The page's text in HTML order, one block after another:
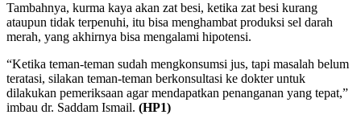
Tambahnya, kurma kaya akan zat besi, ketika zat besi kurang
ataupun tidak terpenuhi, itu bisa menghambat produksi sel darah
merah, yang akhirnya bisa mengalami hipotensi.
“Ketika teman-teman sudah mengkonsumsi jus, tapi masalah belum
teratasi, silakan teman-teman berkonsultasi ke dokter untuk
dilakukan pemeriksaan agar mendapatkan penanganan yang tepat,”
imbau dr. Saddam Ismail. (HP1)